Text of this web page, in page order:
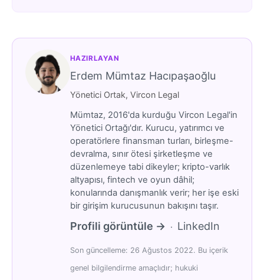
HAZIRLAYAN
Erdem Mümtaz Hacıpaşaoğlu
Yönetici Ortak, Vircon Legal
Mümtaz, 2016'da kurduğu Vircon Legal'in
Yönetici Ortağı'dır. Kurucu, yatırımcı ve
operatörlere finansman turları, birleşme-
devralma, sınır ötesi şirketleşme ve
düzenlemeye tabi dikeyler; kripto-varlık
altyapısı, fintech ve oyun dâhil;
konularında danışmanlık verir; her işe eski
bir girişim kurucusunun bakışını taşır.
Profili görüntüle → · LinkedIn
Son güncelleme: 26 Ağustos 2022. Bu içerik
genel bilgilendirme amaçlıdır; hukuki